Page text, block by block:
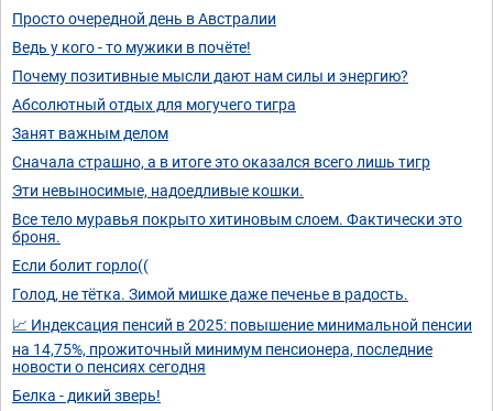
Просто очередной день в Австралии
Ведь у кого - то мужики в почёте!
Почему позитивные мысли дают нам силы и энергию?
Абсолютный отдых для могучего тигра
Занят важным делом
Сначала страшно, а в итоге это оказался всего лишь тигр
Эти невыносимые, надоедливые кошки.
Все тело муравья покрыто хитиновым слоем. Фактически это
броня.
Если болит горло((
Голод, не тётка. Зимой мишке даже печенье в радость.
📈 Индексация пенсий в 2025: повышение минимальной пенсии
на 14,75%, прожиточный минимум пенсионера, последние
новости о пенсиях сегодня
Белка - дикий зверь!